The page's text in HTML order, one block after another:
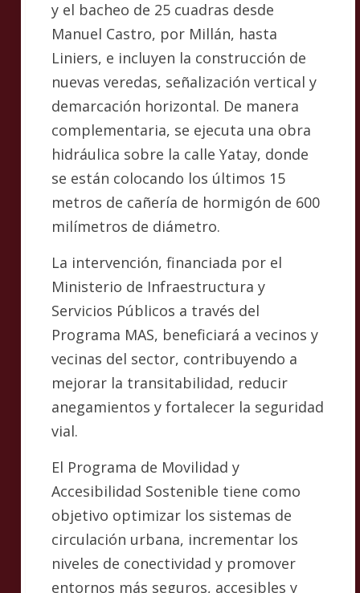
y el bacheo de 25 cuadras desde
Manuel Castro, por Millán, hasta
Liniers, e incluyen la construcción de
nuevas veredas, señalización vertical y
demarcación horizontal. De manera
complementaria, se ejecuta una obra
hidráulica sobre la calle Yatay, donde
se están colocando los últimos 15
metros de cañería de hormigón de 600
milímetros de diámetro.
La intervención, financiada por el
Ministerio de Infraestructura y
Servicios Públicos a través del
Programa MAS, beneficiará a vecinos y
vecinas del sector, contribuyendo a
mejorar la transitabilidad, reducir
anegamientos y fortalecer la seguridad
vial.
El Programa de Movilidad y
Accesibilidad Sostenible tiene como
objetivo optimizar los sistemas de
circulación urbana, incrementar los
niveles de conectividad y promover
entornos más seguros, accesibles y